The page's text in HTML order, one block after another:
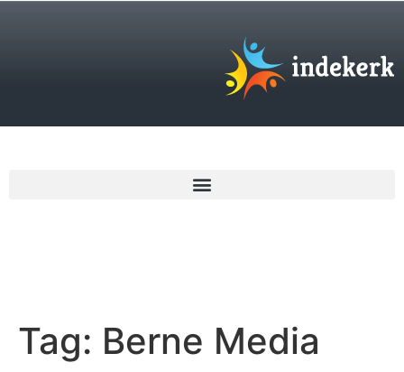
Tag: Berne Media